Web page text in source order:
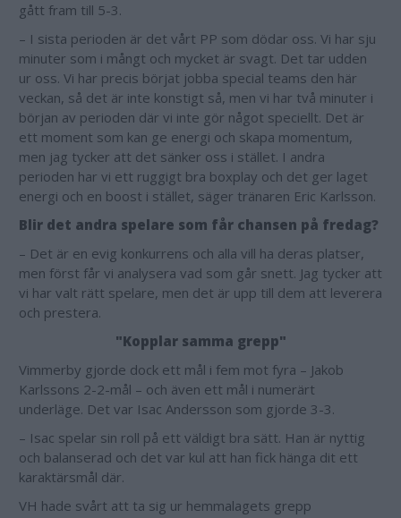
gått fram till 5-3.
– I sista perioden är det vårt PP som dödar oss. Vi har sju
minuter som i mångt och mycket är svagt. Det tar udden
ur oss. Vi har precis börjat jobba special teams den här
veckan, så det är inte konstigt så, men vi har två minuter i
början av perioden där vi inte gör något speciellt. Det är
ett moment som kan ge energi och skapa momentum,
men jag tycker att det sänker oss i stället. I andra
perioden har vi ett ruggigt bra boxplay och det ger laget
energi och en boost i stället, säger tränaren Eric Karlsson.
Blir det andra spelare som får chansen på fredag?
– Det är en evig konkurrens och alla vill ha deras platser,
men först får vi analysera vad som går snett. Jag tycker att
vi har valt rätt spelare, men det är upp till dem att leverera
och prestera.
"Kopplar samma grepp"
Vimmerby gjorde dock ett mål i fem mot fyra – Jakob
Karlssons 2-2-mål – och även ett mål i numerärt
underläge. Det var Isac Andersson som gjorde 3-3.
– Isac spelar sin roll på ett väldigt bra sätt. Han är nyttig
och balanserad och det var kul att han fick hänga dit ett
karaktärsmål där.
VH hade svårt att ta sig ur hemmalagets grepp